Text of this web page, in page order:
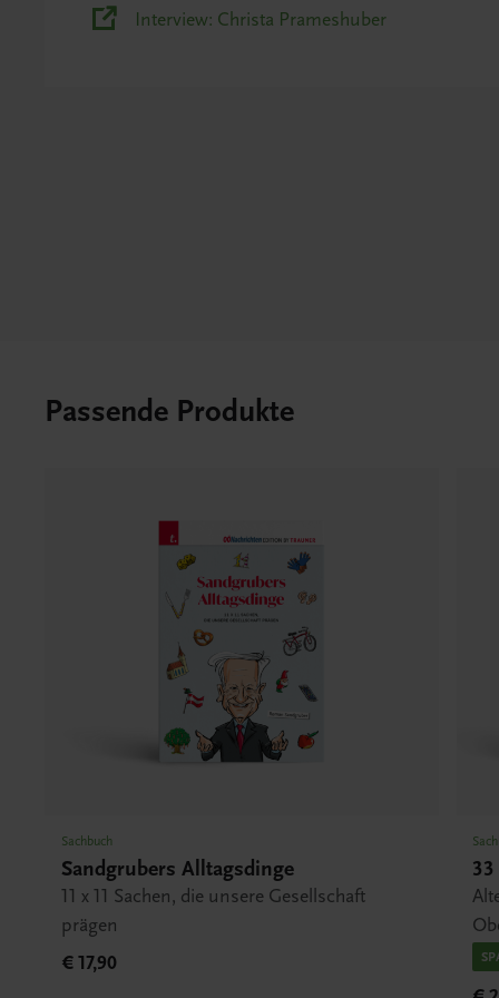
Interview: Christa Prameshuber
Passende Produkte
Sachbuch
Sandgrubers Alltagsdinge
11 x 11 Sachen, die unsere Gesellschaft
prägen
€ 17,90